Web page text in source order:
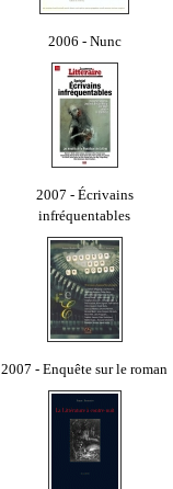
2006 - Nunc
2007 - Écrivains
infréquentables
2007 - Enquête sur le roman